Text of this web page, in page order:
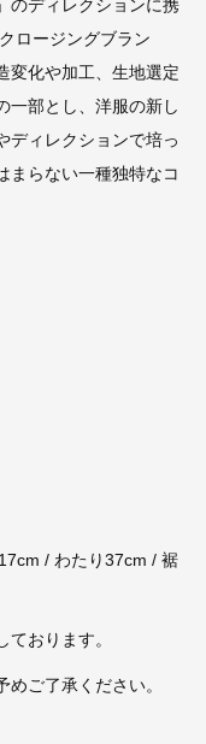
のディレクションに携
ロージングブラン
変化や加工、生地選定
一部とし、洋服の新し
ディレクションで培っ
まらない一種独特なコ
/ わたり37cm / 裾
おります。
ご了承ください。